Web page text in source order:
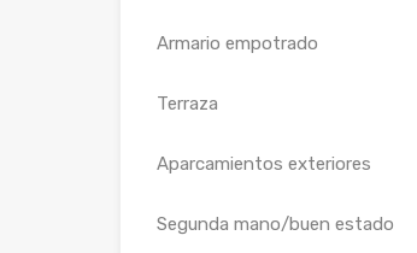
Armario empotrado
Terraza
Aparcamientos exteriores
Segunda mano/buen estado